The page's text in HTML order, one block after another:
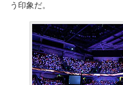
う印象だ。